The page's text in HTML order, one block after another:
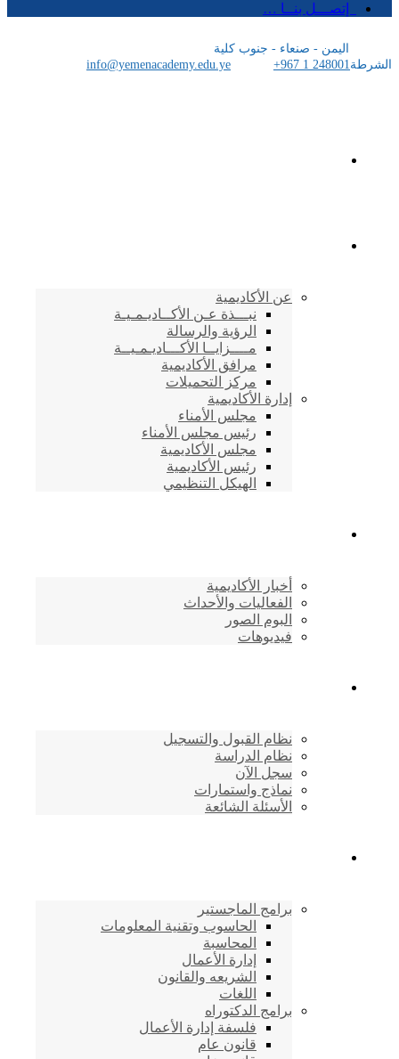
إتصـــل بنــا …
اليمن - صنعاء - جنوب كلية
الشرطة
info@yemenacademy.edu.ye +967 1 248001
عن الأكاديمية
نبـــذة عـن الأكــاديـمـيـة
الرؤية والرسالة
مــــزايــا الأكـــاديـمـيــة
مرافق الأكاديمية
مركز التحميلات
إدارة الأكاديمية
مجلس الأمناء
رئيس مجلس الأمناء
مجلس الأكاديمية
رئيس الأكاديمية
الهيكل التنظيمي
أخبار الأكاديمية
الفعاليات والأحداث
البوم الصور
فيديوهات
نظام القبول والتسجيل
نظام الدراسة
سجل الآن
نماذج واستمارات
الأسئلة الشائعة
برامج الماجستير
الحاسوب وتقنية المعلومات
المحاسبة
إدارة الأعمال
الشريعه والقانون
اللغات
برامج الدكتوراه
فلسفة إدارة الأعمال
قانون عام